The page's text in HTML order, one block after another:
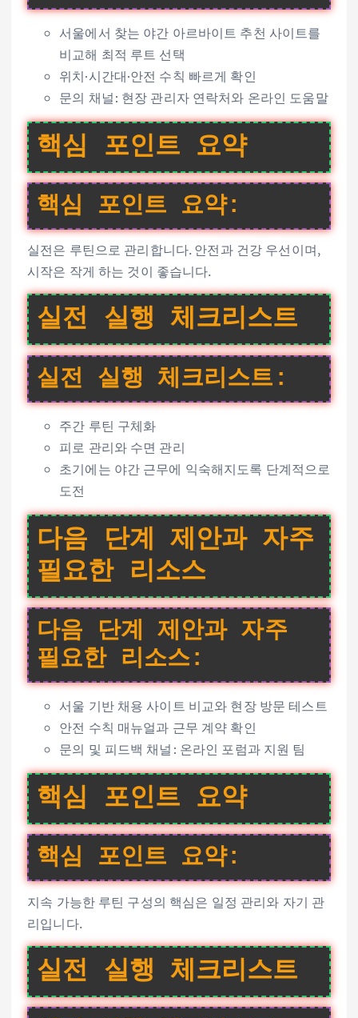
서울에서 찾는 야간 아르바이트 추천 사이트를
비교해 최적 루트 선택
위치·시간대·안전 수칙 빠르게 확인
문의 채널: 현장 관리자 연락처와 온라인 도움말
핵심 포인트 요약
핵심 포인트 요약:
실전은 루틴으로 관리합니다. 안전과 건강 우선이며,
시작은 작게 하는 것이 좋습니다.
실전 실행 체크리스트
실전 실행 체크리스트:
주간 루틴 구체화
피로 관리와 수면 관리
초기에는 야간 근무에 익숙해지도록 단계적으로
도전
다음 단계 제안과 자주
필요한 리소스
다음 단계 제안과 자주
필요한 리소스:
서울 기반 채용 사이트 비교와 현장 방문 테스트
안전 수칙 매뉴얼과 근무 계약 확인
문의 및 피드백 채널: 온라인 포럼과 지원 팀
핵심 포인트 요약
핵심 포인트 요약:
지속 가능한 루틴 구성의 핵심은 일정 관리와 자기 관
리입니다.
실전 실행 체크리스트